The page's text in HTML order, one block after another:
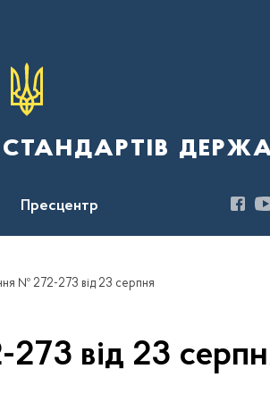
Пресцентр
№ 272-273 від 23 серпня
від 23